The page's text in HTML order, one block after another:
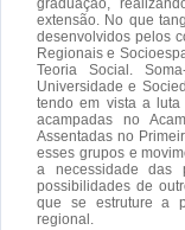
graduação,
extensão. No que
desenvolvidos pelos
Regionais e
Teoria Social.
Universidade e
tendo em vista a luta
acampadas no
Assentadas no
esses grupos e
a necessidade das
possibilidades de
que se estruture a
regional.